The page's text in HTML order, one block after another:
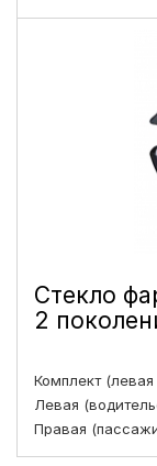
Стекло
2
Комплект
Левая
Правая